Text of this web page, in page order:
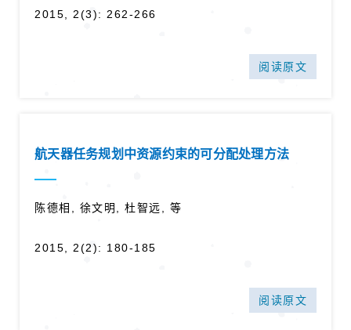
2015, 2(3): 262-266
阅读原文
航天器任务规划中资源约束的可分配处理方法
陈德相, 徐文明, 杜智远, 等
2015, 2(2): 180-185
阅读原文